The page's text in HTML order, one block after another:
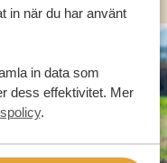
in när du har använt
in data som
dess effektivitet. Mer
.